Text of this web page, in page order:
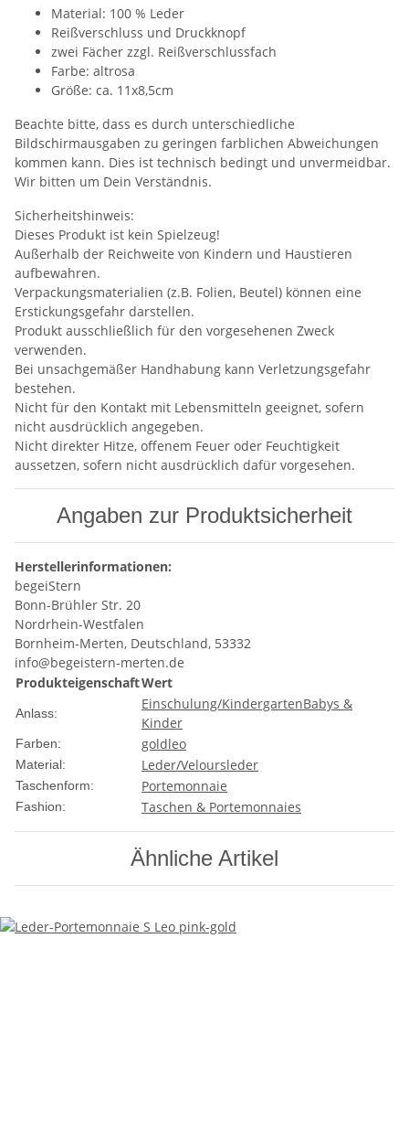
Material: 100 % Leder
Reißverschluss und Druckknopf
zwei Fächer zzgl. Reißverschlussfach
Farbe: altrosa
Größe: ca. 11x8,5cm
Beachte bitte, dass es durch unterschiedliche
Bildschirmausgaben zu geringen farblichen Abweichungen
kommen kann. Dies ist technisch bedingt und unvermeidbar.
Wir bitten um Dein Verständnis.
Sicherheitshinweis:
Dieses Produkt ist kein Spielzeug!
Außerhalb der Reichweite von Kindern und Haustieren
aufbewahren.
Verpackungsmaterialien (z.B. Folien, Beutel) können eine
Erstickungsgefahr darstellen.
Produkt ausschließlich für den vorgesehenen Zweck
verwenden.
Bei unsachgemäßer Handhabung kann Verletzungsgefahr
bestehen.
Nicht für den Kontakt mit Lebensmitteln geeignet, sofern
nicht ausdrücklich angegeben.
Nicht direkter Hitze, offenem Feuer oder Feuchtigkeit
aussetzen, sofern nicht ausdrücklich dafür vorgesehen.
Angaben zur Produktsicherheit
Herstellerinformationen:
begeiStern
Bonn-Brühler Str. 20
Nordrhein-Westfalen
Bornheim-Merten, Deutschland, 53332
info@begeistern-merten.de
ProdukteigenschaftWert
Anlass:
Einschulung/KindergartenBabys &
Kinder
Farben: goldleo
Material: Leder/Veloursleder
Taschenform: Portemonnaie
Fashion: Taschen & Portemonnaies
Ähnliche Artikel